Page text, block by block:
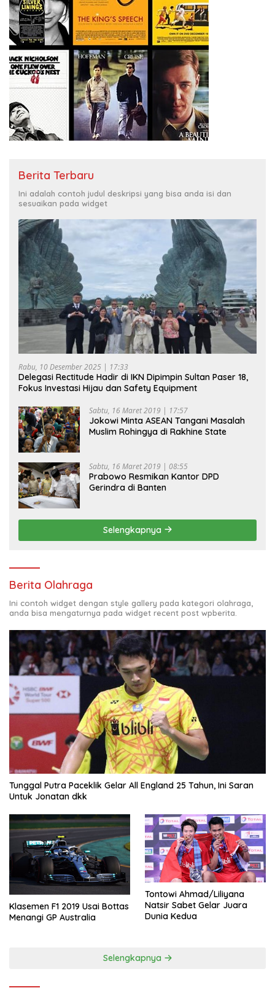
Berita Terbaru
Ini adalah contoh judul deskripsi yang bisa anda isi dan
sesuaikan pada widget
Rabu, 10 Desember 2025 | 17:33
Delegasi Rectitude Hadir di IKN Dipimpin Sultan Paser 18,
Fokus Investasi Hijau dan Safety Equipment
Sabtu, 16 Maret 2019 | 17:57
Jokowi Minta ASEAN Tangani Masalah
Muslim Rohingya di Rakhine State
Sabtu, 16 Maret 2019 | 08:55
Prabowo Resmikan Kantor DPD
Gerindra di Banten
Selengkapnya
Berita Olahraga
Ini contoh widget dengan style gallery pada kategori olahraga,
anda bisa mengaturnya pada widget recent post wpberita.
Tunggal Putra Paceklik Gelar All England 25 Tahun, Ini Saran
Untuk Jonatan dkk
Klasemen F1 2019 Usai Bottas
Menangi GP Australia
Tontowi Ahmad/Liliyana
Natsir Sabet Gelar Juara
Dunia Kedua
Selengkapnya